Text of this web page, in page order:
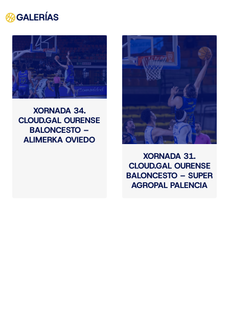
GALERÍAS
XORNADA 34.
CLOUD.GAL OURENSE
BALONCESTO –
ALIMERKA OVIEDO
XORNADA 31.
CLOUD.GAL OURENSE
BALONCESTO – SUPER
AGROPAL PALENCIA